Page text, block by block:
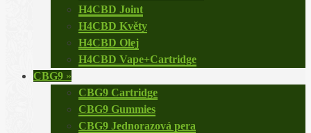
H4CBD Joint
H4CBD Květy
H4CBD Olej
H4CBD Vape+Cartridge
CBG9 »
CBG9 Cartridge
CBG9 Gummies
CBG9 Jednorazová pera